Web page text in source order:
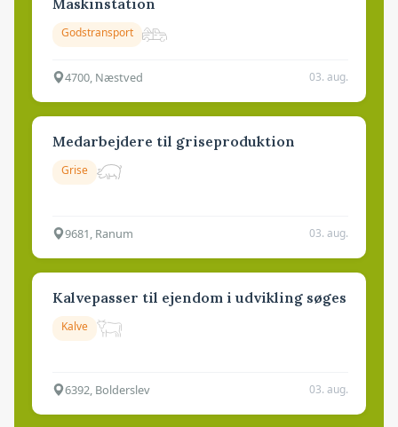
Godstransport
4700, Næstved 03. aug.
Medarbejdere til griseproduktion
Grise
9681, Ranum 03. aug.
Kalvepasser til ejendom i udvikling søges
Kalve
6392, Bolderslev 03. aug.